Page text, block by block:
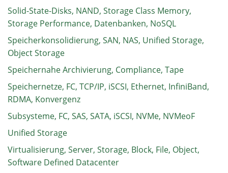
Solid-State-Disks, NAND, Storage Class Memory,
Storage Performance, Datenbanken, NoSQL
Speicherkonsolidierung, SAN, NAS, Unified Storage,
Object Storage
Speichernahe Archivierung, Compliance, Tape
Speichernetze, FC, TCP/IP, iSCSI, Ethernet, InfiniBand,
RDMA, Konvergenz
Subsysteme, FC, SAS, SATA, iSCSI, NVMe, NVMeoF
Unified Storage
Virtualisierung, Server, Storage, Block, File, Object,
Software Defined Datacenter